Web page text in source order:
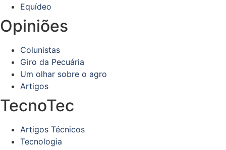
Equídeo
Opiniões
Colunistas
Giro da Pecuária
Um olhar sobre o agro
Artigos
TecnoTec
Artigos Técnicos
Tecnologia